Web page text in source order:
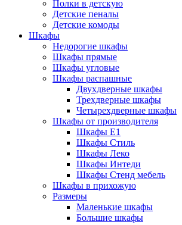
Полки в детскую
Детские пеналы
Детские комоды
Шкафы
Недорогие шкафы
Шкафы прямые
Шкафы угловые
Шкафы распашные
Двухдверные шкафы
Трехдверные шкафы
Четырехдверные шкафы
Шкафы от производителя
Шкафы E1
Шкафы Стиль
Шкафы Леко
Шкафы Интеди
Шкафы Стенд мебель
Шкафы в прихожую
Размеры
Маленькие шкафы
Большие шкафы